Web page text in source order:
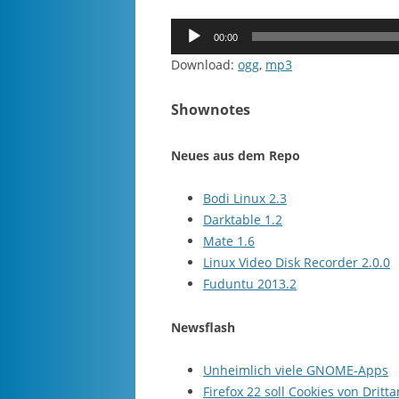
Audio-
00:00
Download: ogg, mp3
Shownotes
Neues aus dem Repo
Bodi Linux 2.3
Darktable 1.2
Mate 1.6
Linux Video Disk Recorder 2.0.0
Fuduntu 2013.2
Newsflash
Unheimlich viele GNOME-Apps
Firefox 22 soll Cookies von